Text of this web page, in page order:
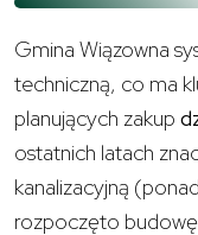
Gmina Wiązowna
techniczną, co ma
planujących zakup
ostatnich latach
kanalizacyjną
rozpoczęto